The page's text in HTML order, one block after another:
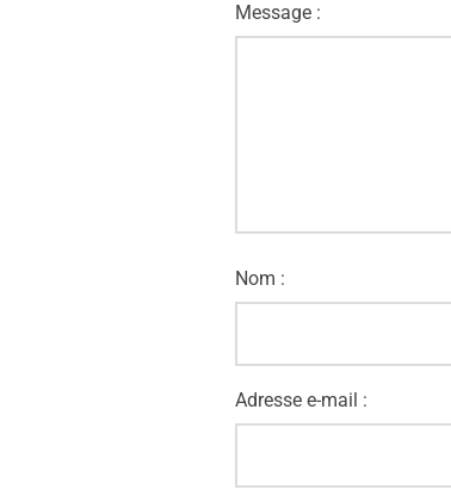
Message :
Nom :
Adresse e-mail :